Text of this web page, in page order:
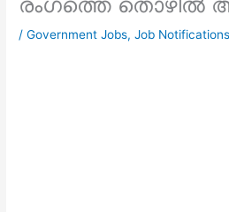
/Government Jobs,Job Notifications